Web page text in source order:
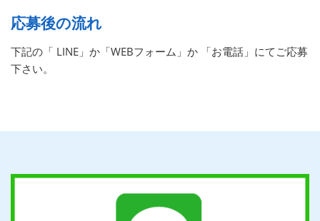
応募後の流れ
下記の「 LINE」か「WEBフォーム」か 「お電話」にてご応募
下さい。